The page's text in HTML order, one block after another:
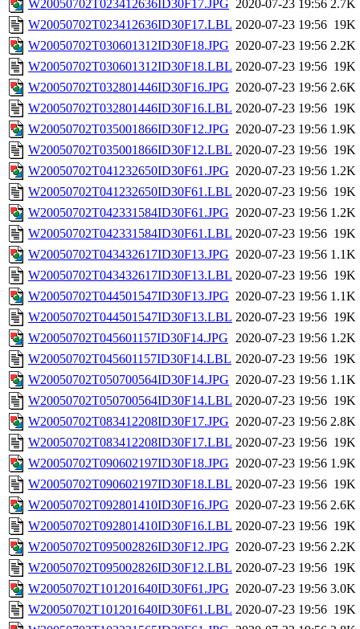
W20050702T023412636ID30F17.JPG 2020-07-23 19:56 2.7K
W20050702T023412636ID30F17.LBL 2020-07-23 19:56 19K
W20050702T030601312ID30F18.JPG 2020-07-23 19:56 2.2K
W20050702T030601312ID30F18.LBL 2020-07-23 19:56 19K
W20050702T032801446ID30F16.JPG 2020-07-23 19:56 2.6K
W20050702T032801446ID30F16.LBL 2020-07-23 19:56 19K
W20050702T035001866ID30F12.JPG 2020-07-23 19:56 1.9K
W20050702T035001866ID30F12.LBL 2020-07-23 19:56 19K
W20050702T041232650ID30F61.JPG 2020-07-23 19:56 1.2K
W20050702T041232650ID30F61.LBL 2020-07-23 19:56 19K
W20050702T042331584ID30F61.JPG 2020-07-23 19:56 1.2K
W20050702T042331584ID30F61.LBL 2020-07-23 19:56 19K
W20050702T043432617ID30F13.JPG 2020-07-23 19:56 1.1K
W20050702T043432617ID30F13.LBL 2020-07-23 19:56 19K
W20050702T044501547ID30F13.JPG 2020-07-23 19:56 1.1K
W20050702T044501547ID30F13.LBL 2020-07-23 19:56 19K
W20050702T045601157ID30F14.JPG 2020-07-23 19:56 1.2K
W20050702T045601157ID30F14.LBL 2020-07-23 19:56 19K
W20050702T050700564ID30F14.JPG 2020-07-23 19:56 1.1K
W20050702T050700564ID30F14.LBL 2020-07-23 19:56 19K
W20050702T083412208ID30F17.JPG 2020-07-23 19:56 2.8K
W20050702T083412208ID30F17.LBL 2020-07-23 19:56 19K
W20050702T090602197ID30F18.JPG 2020-07-23 19:56 1.9K
W20050702T090602197ID30F18.LBL 2020-07-23 19:56 19K
W20050702T092801410ID30F16.JPG 2020-07-23 19:56 2.6K
W20050702T092801410ID30F16.LBL 2020-07-23 19:56 19K
W20050702T095002826ID30F12.JPG 2020-07-23 19:56 2.2K
W20050702T095002826ID30F12.LBL 2020-07-23 19:56 19K
W20050702T101201640ID30F61.JPG 2020-07-23 19:56 3.0K
W20050702T101201640ID30F61.LBL 2020-07-23 19:56 19K